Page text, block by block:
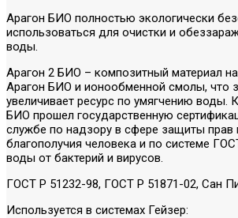
Арагон БИО полностью экологически
использоваться для очистки и
воды.
Арагон 2 БИО – композитный материал
Арагон БИО и ионообменной смолы, что
увеличивает ресурс по умягчению воды.
БИО прошел государственную
службе по надзору в сфере защиты прав
благополучия человека и по системе
воды от бактерий и вирусов.
ГОСТ Р 51232-98, ГОСТ Р 51871-02, Сан
Используется в системах Гейзер: